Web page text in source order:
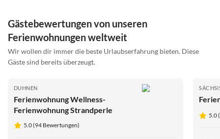
Gästebewertungen von unseren
Ferienwohnungen weltweit
Wir wollen dir immer die beste Urlaubserfahrung bieten. Diese
Gäste sind bereits überzeugt.
DUHNEN
Ferienwohnung Wellness-
Ferienwohnung Strandperle
5.0 (94 Bewertungen)
5.0